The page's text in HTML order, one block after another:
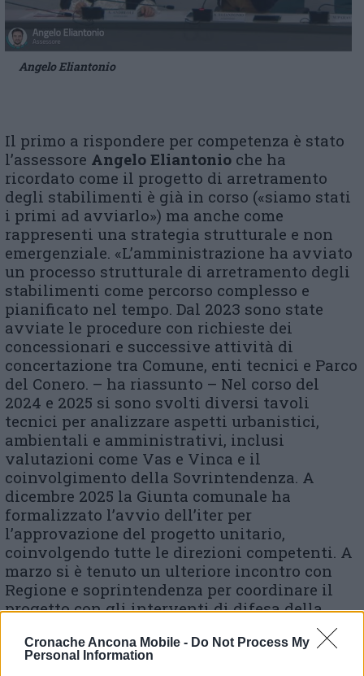
Cronache Ancona Mobile - Do Not Process My
Personal Information
Angelo Eliantonio
Il primo a rispondere per competenza è stato
l’assessore Angelo Eliantonio che ha
ricordato come il progetto di arretramento
degli stabilimenti è già in corso («siamo stati
i primi ad avviarlo») ma anche come
rappresenti una strategia strutturale e non
emergenziale. «L’amministrazione ha avviato
un processo strutturale di arretramento degli
stabilimenti come percorso complesso e
pianificato nel tempo. Dal 2023 sono state
avviate le procedure con richieste dei
concessionari e successive attività di
concertazione tra Comune, enti tecnici e Parco
del Conero. – ha riassunto – Nel corso del
2024 e 2025 si sono svolti diversi tavoli
tecnici per analizzare aspetti urbanistici,
ambientali e amministrativi, inclusi
valutazioni come Vas e Vinca e il
coinvolgimento della Sovrintendenza. A
dicembre 2025 la Giunta comunale ha
formalizzato l’avvio dell’iter per
l’approvazione del progetto unitario,
coinvolgendo tutte le direzioni competenti. A
marzo si è tenuto un ulteriore incontro con
Regione e soprintendenza per coordinare il
progetto con gli interventi di difesa della
costa. Il percorso è già in atto, è complesso,
ma le recenti mareggiate confermano la
validità della strategia intrapresa» ha